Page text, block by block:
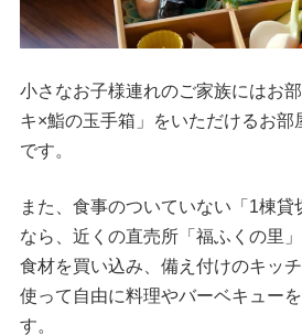
小さなお子様連れのご家族にはお
キ×鮨の玉手箱」をいただけるお部
です。
また、食事のついていない「1棟
なら、近くの直売所「福ふくの里
食材を買い込み、備え付けのキッ
使って自由に料理やバーベキュー
す。